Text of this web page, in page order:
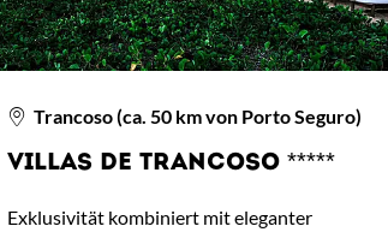
Trancoso (ca. 50 km von Porto Seguro)
VILLAS DE TRANCOSO *****
Exklusivität kombiniert mit eleganter